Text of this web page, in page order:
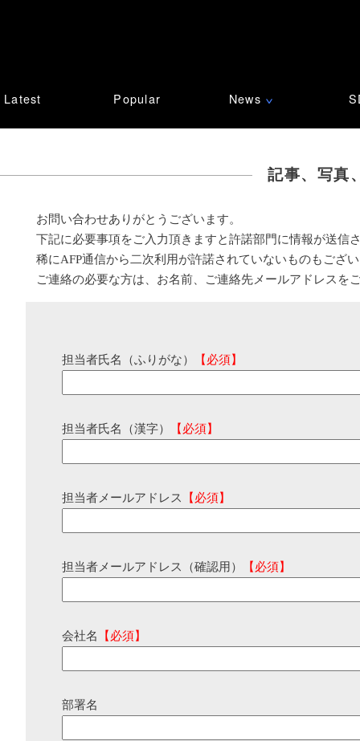
Latest Popular News ∨
記事、写真
お問い合わせありがとうございます。
下記に必要事項をご入力頂きますと許諾部門に情報が送信
稀にAFP通信から二次利用が許諾されていないものもござ
ご連絡の必要な方は、お名前、ご連絡先メールアドレスを
担当者氏名（ふりがな） 【必須】
担当者氏名（漢字） 【必須】
担当者メールアドレス 【必須】
担当者メールアドレス（確認用） 【必須】
会社名 【必須】
部署名